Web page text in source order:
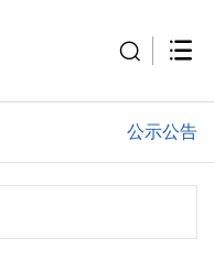
公示公告